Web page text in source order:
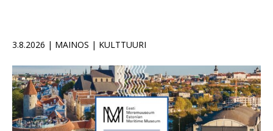
3.8.2026 | MAINOS | KULTTUURI